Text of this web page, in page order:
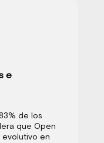
e
de los
que Open
evolutivo en